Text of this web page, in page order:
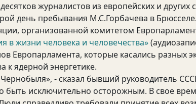
журналистов из европейских и других
день пребывания М.С.Горбачева в
организованной комитетом
в жизни человека и человечества»
Европарламента, которые касались разных
к ядерной энергетике.
- сказал бывший руководитель
быть исключительно осторожным. В свое